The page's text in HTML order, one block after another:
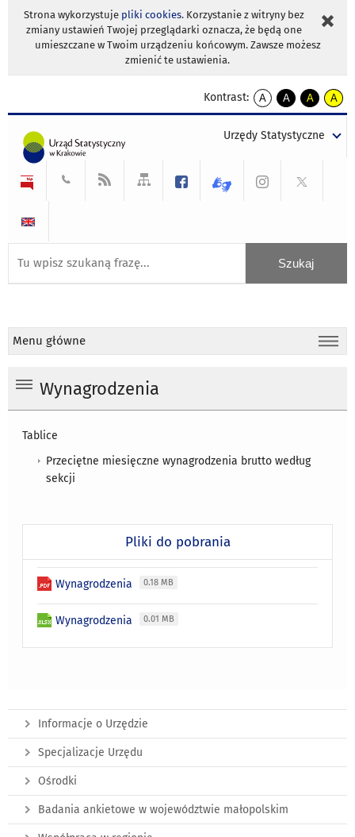
Strona wykorzystuje pliki cookies. Korzystanie z witryny bez
zmiany ustawień Twojej przeglądarki oznacza, że będą one
umieszczane w Twoim urządzeniu końcowym. Zawsze możesz
zmienić te ustawienia.
Kontrast:
A
kontrast
A
kontrast
tekst
czarnym
A
kontrast
tekst
czarnym
A
tekst
żółtym
Urzędy Statystyczne
Menu główne
Wynagrodzenia
Tablice
Przeciętne miesięczne wynagrodzenia brutto według
sekcji
Pliki do pobrania
Wynagrodzenia 0.18 MB
Wynagrodzenia 0.01 MB
Informacje o Urzędzie
Specjalizacje Urzędu
Ośrodki
Badania ankietowe w województwie małopolskim